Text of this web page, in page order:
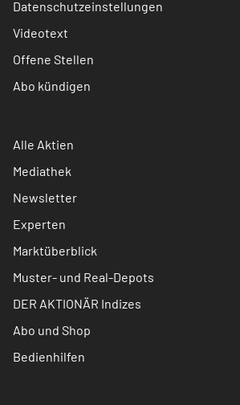
Datenschutzeinstellungen
Videotext
Offene Stellen
Abo kündigen
Alle Aktien
Mediathek
Newsletter
Experten
Marktüberblick
Muster- und Real-Depots
DER AKTIONÄR Indizes
Abo und Shop
Bedienhilfen